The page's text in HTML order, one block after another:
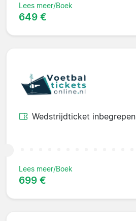
Lees meer/Boek
649 €
Wedstrijdticket inbegrepen
Lees meer/Boek
699 €